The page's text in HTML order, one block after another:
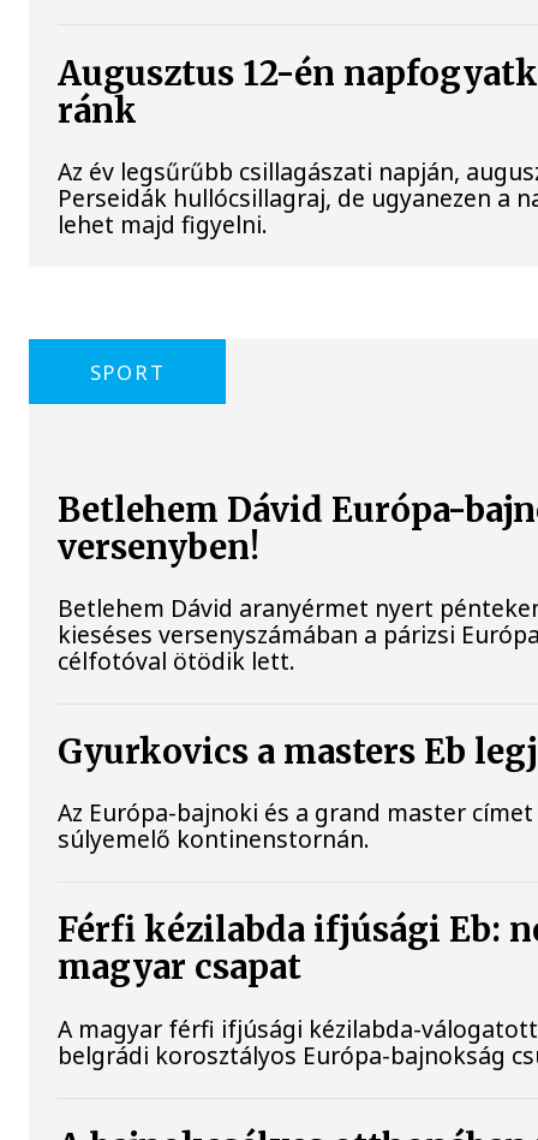
Augusztus 12-én
ránk
Az év legsűrűbb csillagászati napján,
Perseidák hullócsillagraj, de ugyanezen a
lehet majd figyelni.
SPORT
Betlehem Dávid Európa-
versenyben!
Betlehem Dávid aranyérmet nyert
kieséses versenyszámában a párizsi
célfotóval ötödik lett.
Gyurkovics a masters Eb
Az Európa-bajnoki és a grand master
súlyemelő kontinenstornán.
Férfi kézilabda ifjúsági Eb:
magyar csapat
A magyar férfi ifjúsági kézilabda-
belgrádi korosztályos Európa-bajnokság